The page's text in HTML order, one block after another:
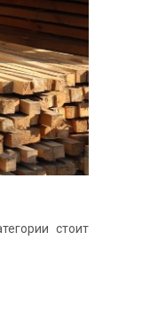
стоит